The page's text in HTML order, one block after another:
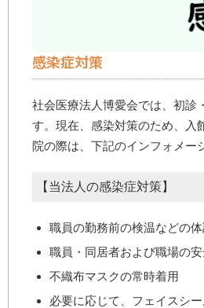
感染症対策
社会医療法人博愛会では、初診
す。現在、感染対策のため、入
院の際は、下記のインフォメー
【当法人の感染症対策】
職員の勤務前の検温などの
職員・同居者および職場の
不織布マスクの常時着用
必要に応じて、フェイスシ